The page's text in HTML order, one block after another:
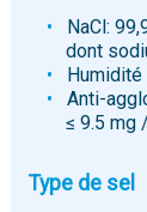
NaCl:
dont
Humidité
Anti-
≤ 9.5 mg
Type de sel